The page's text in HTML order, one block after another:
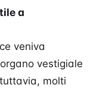
a
veniva
vestigiale
molti